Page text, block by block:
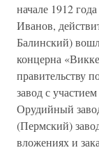
начале 1912
Иванов,
Балинский)
концерна
правительству
завод с
Орудийный
(Пермский)
вложениях и